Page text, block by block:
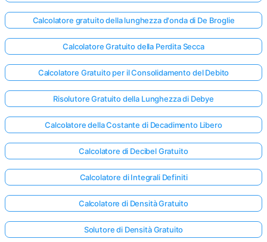
Calcolatore gratuito della lunghezza d'onda di De Broglie
Calcolatore Gratuito della Perdita Secca
Calcolatore Gratuito per il Consolidamento del Debito
Risolutore Gratuito della Lunghezza di Debye
Calcolatore della Costante di Decadimento Libero
Calcolatore di Decibel Gratuito
Calcolatore di Integrali Definiti
Calcolatore di Densità Gratuito
Solutore di Densità Gratuito